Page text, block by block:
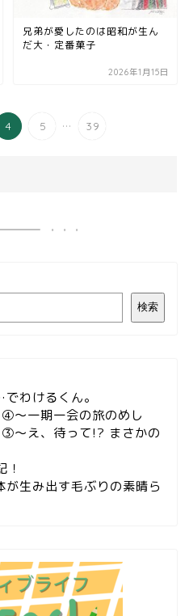
兄弟が愛したのは昭和が生ん
だ大・定番菓子
2026年1月15日
4 5 ... 39
検索
わけるくん。
～一期一会の旅のめし
～え、待って!? まさかの
生み出す毛ぶりの素晴ら